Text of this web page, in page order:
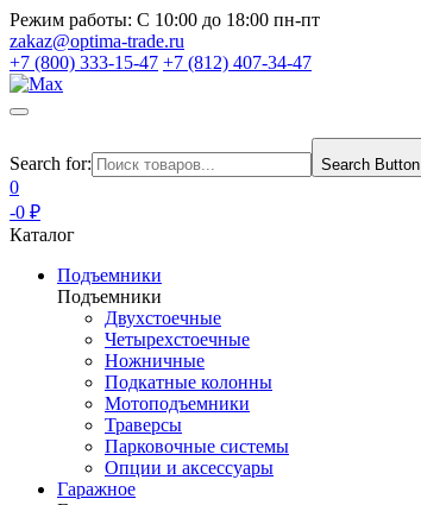
Режим работы: С 10:00 до 18:00 пн-пт
zakaz@optima-trade.ru
+7 (800) 333-15-47 +7 (812) 407-34-47
Search for: Search Button
0
-0 ₽
Каталог
Подъемники
Подъемники
Двухстоечные
Четырехстоечные
Ножничные
Подкатные колонны
Мотоподъемники
Траверсы
Парковочные системы
Опции и аксессуары
Гаражное